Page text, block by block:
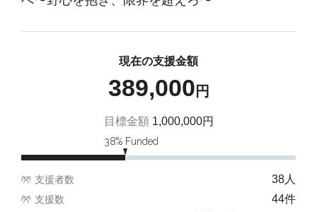
現在の支援金額
389,000 円
目標金額 1,000,000円
38% Funded
支援者数 38人
支援数 44件